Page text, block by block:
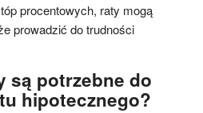
procentowych, raty mogą
prowadzić do trudności
są potrzebne do
hipotecznego?